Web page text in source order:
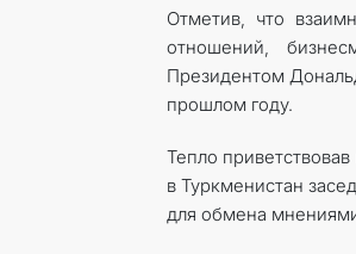
Отметив, что
отношений,
Президентом
прош­лом году.
Тепло
в Туркменистан
для обмена